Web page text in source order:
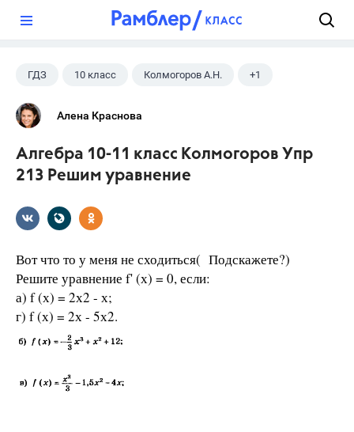
ГДЗ 10 класс Колмогоров А.Н. +1
Алгебра
Алена Краснова
Алгебра 10-11 класс Колмогоров Упр
213 Решим уравнение
Вот что то у меня не сходиться( Подскажете?)
Решите уравнение f' (х) = 0, если:
а) f (х) = 2х2 - х;
г) f (х) = 2х - 5х2.